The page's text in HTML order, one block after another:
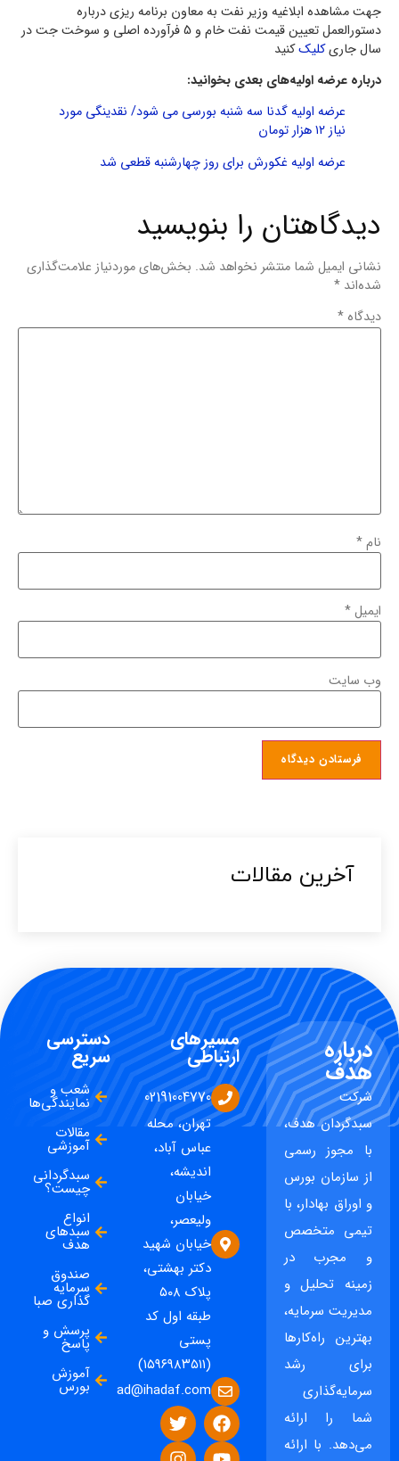
جهت مشاهده ابلاغیه وزیر نفت به معاون برنامه ریزی درباره
دستورالعمل تعیین قیمت نفت خام و 5 فرآورده اصلی و سوخت جت در
سال جاریکلیککنید
درباره عرضه اولیه‌های بعدی بخوانید:
عرضه اولیه گدنا سه شنبه بورسی می شود/ نقدینگی مورد
نیاز ۱۲ هزار تومان
عرضه اولیه غکورش برای روز چهارشنبه قطعی شد
دیدگاهتان را بنویسید
نشانی ایمیل شما منتشر نخواهد شد. بخش‌های موردنیاز علامت‌گذاری
شده‌اند *
دیدگاه *
نام*
ایمیل*
وب‌ سایت
آخرین مقالات​
درباره
هدف
شرکت
سبدگردان هدف،
با مجوز رسمی
از سازمان بورس
و اوراق بهادار، با
تیمی متخصص
و مجرب در
زمینه تحلیل و
مدیریت سرمایه،
بهترین راه‌کارها
برای رشد
سرمایه‌گذاری
شما را ارائه
می‌دهد. با ارائه
مسیرهای
ارتباطی
02191004770
تهران، محله
عباس آباد،
اندیشه،
خیابان
ولیعصر،
خیابان شهید
دکتر بهشتی،
پلاک ۵۰۸
طبقه اول کد
پستی
(۱۵۹۶۹۸۳۵۱۱)
ad@ihadaf.com
دسترسی
سریع
شعب و
نمایندگی‌ها
مقالات
آموزشی
سبدگردانی
چیست؟
انواع
سبدهای
هدف
صندوق
سرمایه
گذاری صبا
پرسش و
پاسخ
آموزش
بورس